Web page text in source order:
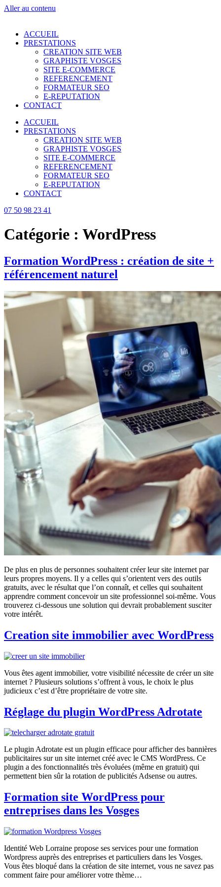
Aller au contenu
ACCUEIL
PRESTATIONS
CREATION SITE WEB
GRAPHISTE VOSGES
SITE E-COMMERCE
REFERENCEMENT
FORMATEUR SEO
E-REPUTATION
CONTACT
ACCUEIL
PRESTATIONS
CREATION SITE WEB
GRAPHISTE VOSGES
SITE E-COMMERCE
REFERENCEMENT
FORMATEUR SEO
E-REPUTATION
CONTACT
07 50 98 23 41
Catégorie : WordPress
Formation WordPress : création de site +
référencement naturel
De plus en plus de personnes souhaitent créer leur site internet par
leurs propres moyens. Il y a celles qui s’orientent vers des outils
gratuits, avec le résultat que l’on connaît, et celles qui souhaitent
apprendre comment concevoir un site professionnel soi-même. Vous
trouverez ci-dessous une solution qui devrait probablement susciter
votre intérêt.
Creation site immobilier avec WordPress
Vous êtes agent immobilier, votre visibilité nécessite de créer un site
internet ? Plusieurs solutions s’offrent à vous, le choix le plus
judicieux c’est d’être propriétaire de votre site.
Réglage du plugin WordPress Adrotate
Le plugin Adrotate est un plugin efficace pour afficher des bannières
publicitaires sur un site internet créé avec le CMS WordPress. Ce
plugin a des fonctionnalités très évoluées (même en gratuit) qui
permettent bien sûr la rotation de publicités Adsense ou autres.
Formation site WordPress pour
entreprises dans les Vosges
Identité Web Lorraine propose ses services pour une formation
Wordpress auprès des entreprises et particuliers dans les Vosges.
Vous êtes bloqué dans la création de site internet, vous ne savez pas
comment faire pour améliorer votre thème…